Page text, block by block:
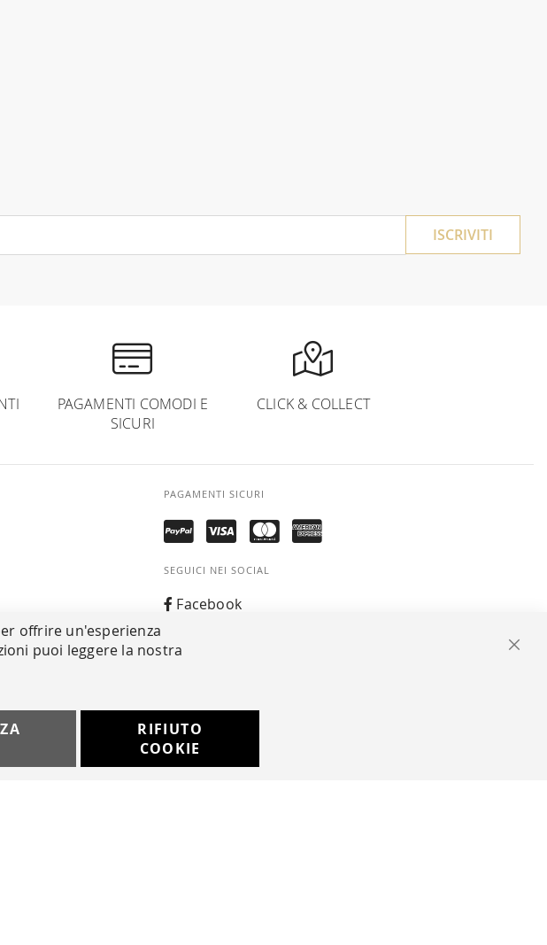
ISCRIVITI
PAGAMENTI COMODI E
SICURI
CLICK & COLLECT
PAGAMENTI SICURI
SEGUICI NEI SOCIAL
Facebook
Whatsapp
offrire un'esperienza
puoi leggere la nostra
RIFIUTO
COOKIE